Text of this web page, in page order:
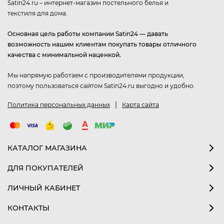
Satin24.ru – интернет-магазин постельного белья и
текстиля для дома.
Основная цель работы компании Satin24 — давать
возможность нашим клиентам покупать товары отличного
качества с минимальной наценкой.
Мы напрямую работаем с производителями продукции,
поэтому пользоваться сайтом Satin24.ru выгодно и удобно.
Политика персональных данных Карта сайта
КАТАЛОГ МАГАЗИНА
ДЛЯ ПОКУПАТЕЛЕЙ
ЛИЧНЫЙ КАБИНЕТ
КОНТАКТЫ